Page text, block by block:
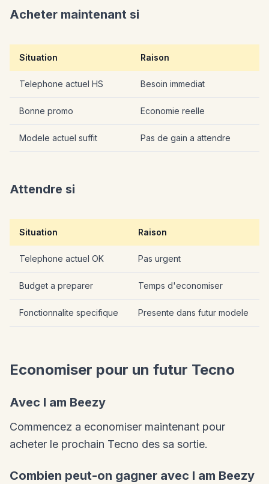
Acheter maintenant si
Situation Raison
Telephone actuel HS Besoin immediat
Bonne promo Economie reelle
Modele actuel suffit Pas de gain a attendre
Attendre si
Situation Raison
Telephone actuel OK Pas urgent
Budget a preparer Temps d'economiser
Fonctionnalite specifique Presente dans futur modele
Economiser pour un futur Tecno
Avec I am Beezy
Commencez a economiser maintenant pour
acheter le prochain Tecno des sa sortie.
Combien peut-on gagner avec I am Beezy